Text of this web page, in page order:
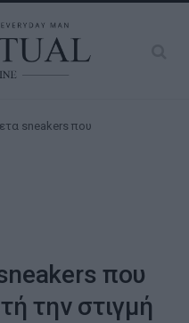
sneakers που
που
την στιγμή